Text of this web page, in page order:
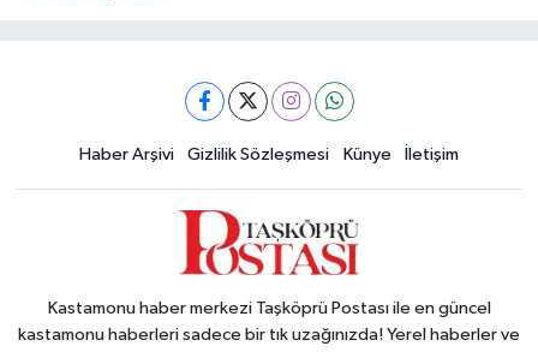
Haber Arşivi Gizlilik Sözleşmesi Künye İletişim
Kastamonu haber merkezi Taşköprü Postası ile en güncel
kastamonu haberleri sadece bir tık uzağınızda! Yerel haberler ve